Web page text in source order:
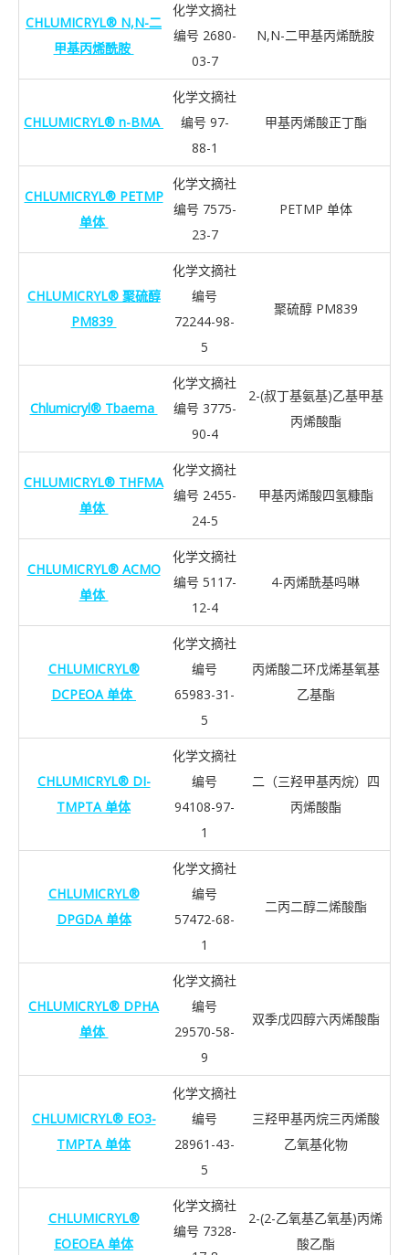
CHLUMICRYL® N,N-二
甲基丙烯酰胺
化学文摘社
编号 2680-
03-7
N,N-二甲基丙烯酰胺
CHLUMICRYL® n-BMA
化学文摘社
编号 97-
88-1
甲基丙烯酸正丁酯
CHLUMICRYL® PETMP
单体
化学文摘社
编号 7575-
23-7
PETMP 单体
CHLUMICRYL® 聚硫醇
PM839
化学文摘社
编号
72244-98-
5
聚硫醇 PM839
Chlumicryl® Tbaema
化学文摘社
编号 3775-
90-4
2-(叔丁基氨基)乙基甲基
丙烯酸酯
CHLUMICRYL® THFMA
单体
化学文摘社
编号 2455-
24-5
甲基丙烯酸四氢糠酯
CHLUMICRYL® ACMO
单体
化学文摘社
编号 5117-
12-4
4-丙烯酰基吗啉
CHLUMICRYL®
DCPEOA 单体
化学文摘社
编号
65983-31-
5
丙烯酸二环戊烯基氧基
乙基酯
CHLUMICRYL® DI-
TMPTA 单体
化学文摘社
编号
94108-97-
1
二（三羟甲基丙烷）四
丙烯酸酯
CHLUMICRYL®
DPGDA 单体
化学文摘社
编号
57472-68-
1
二丙二醇二烯酸酯
CHLUMICRYL® DPHA
单体
化学文摘社
编号
29570-58-
9
双季戊四醇六丙烯酸酯
CHLUMICRYL® EO3-
TMPTA 单体
化学文摘社
编号
28961-43-
5
三羟甲基丙烷三丙烯酸
乙氧基化物
CHLUMICRYL®
EOEOEA 单体
化学文摘社
编号 7328-
2-(2-乙氧基乙氧基)丙烯
酸乙酯